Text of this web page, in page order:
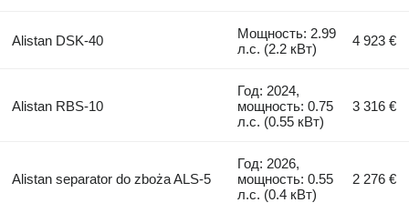
Alistan DSK-40
Мощность: 2.99
л.с. (2.2 кВт)
4 923 €
Alistan RBS-10
Год: 2024,
мощность: 0.75
л.с. (0.55 кВт)
3 316 €
Alistan separator do zboża ALS-5
Год: 2026,
мощность: 0.55
л.с. (0.4 кВт)
2 276 €